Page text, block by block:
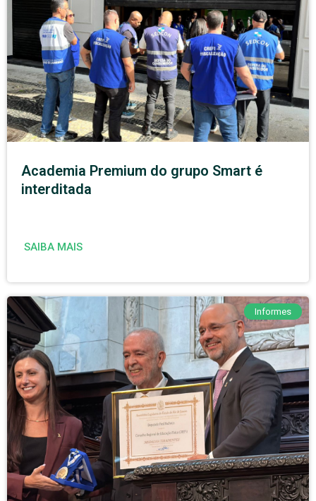
Academia Premium do grupo Smart é
interditada
SAIBA MAIS
Informes